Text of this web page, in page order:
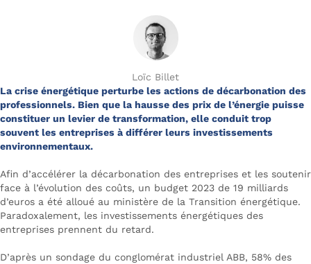
Loïc Billet
La crise énergétique perturbe les actions de décarbonation des
professionnels. Bien que la hausse des prix de l’énergie puisse
constituer un levier de transformation, elle conduit trop
souvent les entreprises à différer leurs investissements
environnementaux.
Afin d’accélérer la décarbonation des entreprises et les soutenir
face à l’évolution des coûts, un budget 2023 de 19 milliards
d’euros a été alloué au ministère de la Transition énergétique.
Paradoxalement, les investissements énergétiques des
entreprises prennent du retard.
D’après un sondage du conglomérat industriel ABB, 58% des